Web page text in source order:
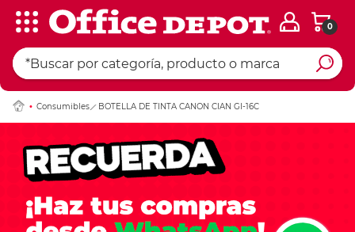
0
Consumibles BOTELLA DE TINTA CANON CIAN GI-16C
Ingresar Codigo